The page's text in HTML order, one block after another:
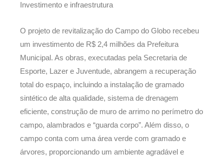
Investimento e infraestrutura
O projeto de revitalização do Campo do Globo recebeu
um investimento de R$ 2,4 milhões da Prefeitura
Municipal. As obras, executadas pela Secretaria de
Esporte, Lazer e Juventude, abrangem a recuperação
total do espaço, incluindo a instalação de gramado
sintético de alta qualidade, sistema de drenagem
eficiente, construção de muro de arrimo no perímetro do
campo, alambrados e “guarda corpo”. Além disso, o
campo conta com uma área verde com gramado e
árvores, proporcionando um ambiente agradável e